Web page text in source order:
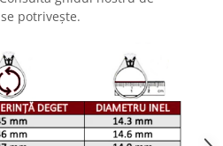
potrivește.